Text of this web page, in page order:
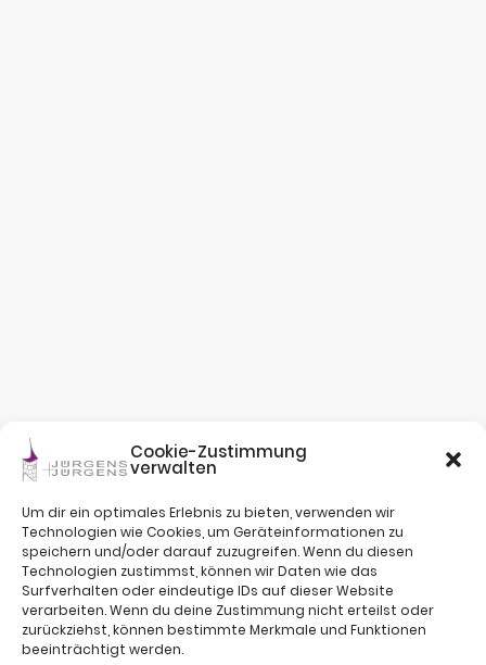
Cookie-Zustimmung
verwalten
Um dir ein optimales Erlebnis zu bieten, verwenden wir
Technologien wie Cookies, um Geräteinformationen zu
speichern und/oder darauf zuzugreifen. Wenn du diesen
Technologien zustimmst, können wir Daten wie das
Surfverhalten oder eindeutige IDs auf dieser Website
verarbeiten. Wenn du deine Zustimmung nicht erteilst oder
zurückziehst, können bestimmte Merkmale und Funktionen
beeinträchtigt werden.